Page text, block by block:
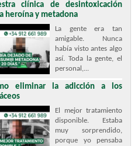
clínica de desintoxicación
heroína y metadona
La gente era tan
amigable. Nunca
había visto antes algo
así. Toda la gente, el
personal,...
eliminar la adicción a los
El mejor tratamiento
disponible. Estaba
muy sorprendido,
porque yo pensaba